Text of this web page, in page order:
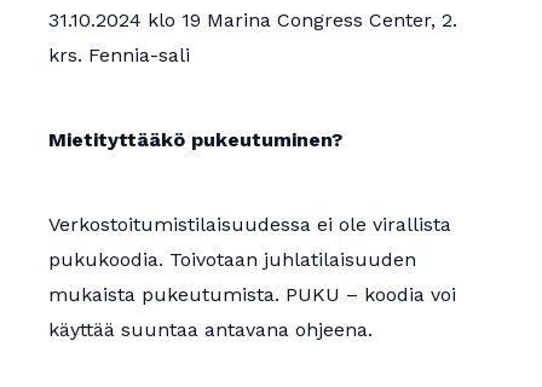
31.10.2024 klo 19 Marina Congress Center, 2.
krs. Fennia-sali
Mietityttääkö pukeutuminen?
Verkostoitumistilaisuudessa ei ole virallista
pukukoodia. Toivotaan juhlatilaisuuden
mukaista pukeutumista. PUKU – koodia voi
käyttää suuntaa antavana ohjeena.